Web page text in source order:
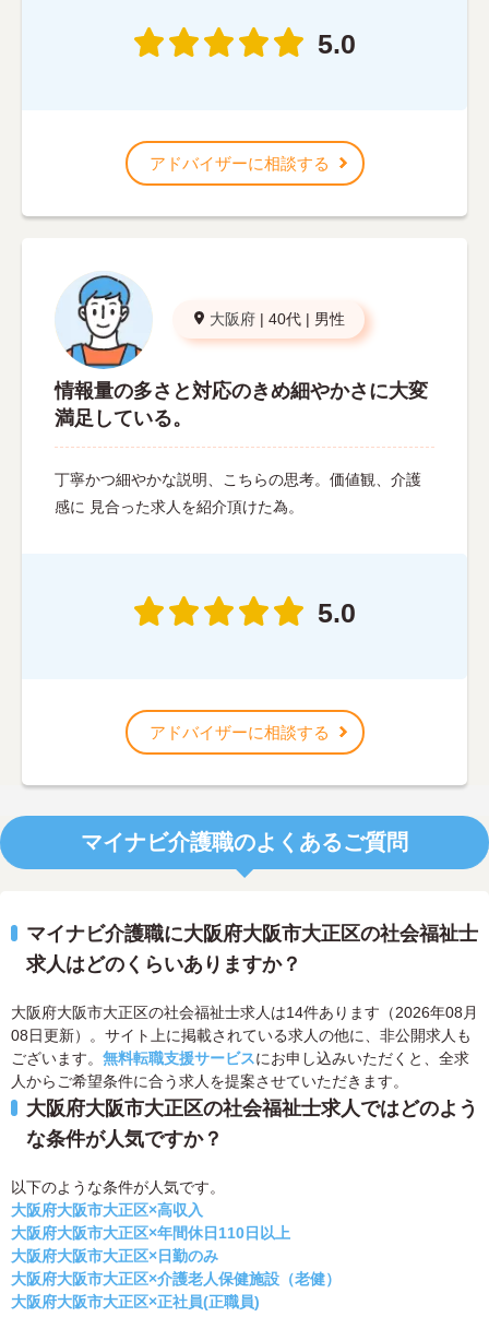
5.0
アドバイザーに相談する
大阪府 | 40代 | 男性
情報量の多さと対応のきめ細やかさに大変
満足している。
丁寧かつ細やかな説明、こちらの思考。価値観、介護
感に 見合った求人を紹介頂けた為。
5.0
アドバイザーに相談する
マイナビ介護職のよくあるご質問
マイナビ介護職に大阪府大阪市大正区の社会福祉士
求人はどのくらいありますか？
大阪府大阪市大正区の社会福祉士求人は14件あります（2026年08月
08日更新）。サイト上に掲載されている求人の他に、非公開求人も
ございます。 無料転職支援サービスにお申し込みいただくと、全求
人からご希望条件に合う求人を提案させていただきます。
大阪府大阪市大正区の社会福祉士求人ではどのよう
な条件が人気ですか？
以下のような条件が人気です。
大阪府大阪市大正区×高収入
大阪府大阪市大正区×年間休日110日以上
大阪府大阪市大正区×日勤のみ
大阪府大阪市大正区×介護老人保健施設（老健）
大阪府大阪市大正区×正社員(正職員)